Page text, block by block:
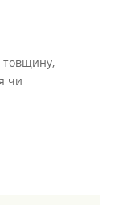
товщину,
чи